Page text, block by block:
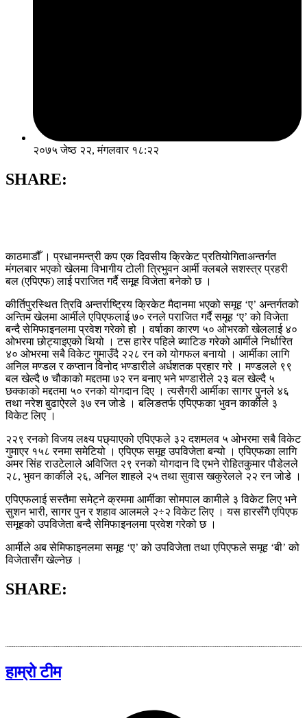
२०७५ जेष्ठ २२, मंगलवार १८:२२
SHARE:
काठमाडौँ । प्रधानमन्त्री कप एक दिवसीय क्रिकेट प्रतियोगिताअन्तर्गत
मंगलबार भएको खेलमा विभागीय टोली त्रिभुवन आर्मी क्लबले सशस्त्र प्रहरी
बल (एपिएफ) लाई पराजित गर्दै समूह विजेता बनेको छ ।
कीर्तिपुरस्थित त्रिवि अन्तर्राष्ट्रिय क्रिकेट मैदानमा भएको समूह ‘ए’ अन्तर्गतको
अन्तिम खेलमा आर्मीले एपिएफलाई ७० रनले पराजित गर्दै समूह ‘ए’ को विजेता
बन्दै सेमिफाइनलमा प्रवेश गरेको हो । वर्षाका कारण ५० ओभरको खेललाई ४०
ओभरमा छोट्याइएको थियो । टस हारेर पहिले ब्याटिङ गरेको आर्मीले निर्धारित
४० ओभरमा सबै विकेट गुमाउँदै २२८ रन को योगफल बनायो । आर्मीका लागि
अनिल मण्डल र कप्तान विनोद भण्डारीले अर्धशतक प्रहार गरे । मण्डलले ९९
बल खेल्दै ७ चौकाको मद्दतमा ७२ रन बनाए भने भण्डारीले २३ बल खेल्दै ५
छक्काको मद्दतमा ५० रनको योगदान दिए । त्यसैगरी आर्मीका सागर पुनले ४६
तथा नरेश बुढाऐरले ३७ रन जोडे । बलिङतर्फ एपिएफका भुवन कार्कीले ३
विकेट लिए ।
२२९ रनको विजय लक्ष्य पछ्याएको एपिएफले ३२ दशमलव ५ ओभरमा सबै विकेट
गुमाएर १५८ रनमा समेटियो । एपिएफ समूह उपविजेता बन्यो । एपिएफका लागि
अमर सिंह राउटेलाले अविजित २९ रनको योगदान दि एभने रोहितकुमार पौडेलले
२८, भुवन कार्कीले २६, अनिल शाहले २५ तथा सुवास खकुरेलले २२ रन जोडे ।
एपिएफलाई सस्तैमा समेट्ने क्रममा आर्मीका सोमपाल कामीले ३ विकेट लिए भने
सुशन भारी, सागर पुन र शहाव आलमले २÷२ विकेट लिए । यस हारसँगै एपिएफ
समूहको उपविजेता बन्दै सेमिफाइनलमा प्रवेश गरेको छ ।
आर्मीले अब सेमिफाइनलमा समूह ‘ए’ को उपविजेता तथा एपिएफले समूह ‘बी’ को
विजेतासँग खेल्नेछ ।
SHARE:
हाम्रो टीम